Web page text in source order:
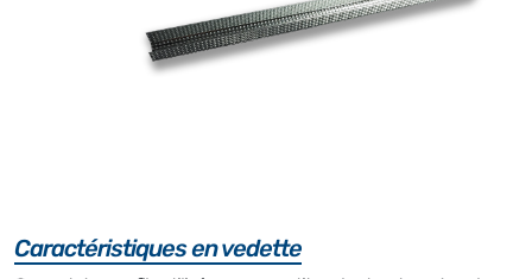
Caractéristiques en vedette